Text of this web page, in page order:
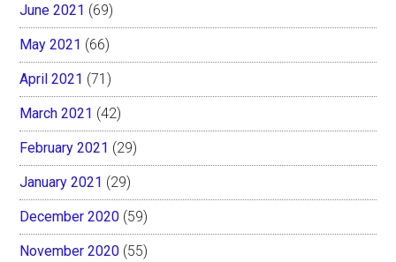
June 2021 (69)
May 2021 (66)
April 2021 (71)
March 2021 (42)
February 2021 (29)
January 2021 (29)
December 2020 (59)
November 2020 (55)